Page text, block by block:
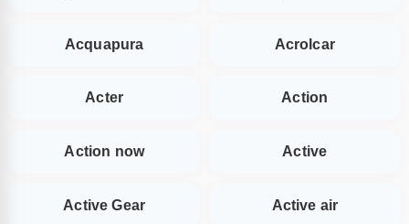
Acquapura Acrolcar
Acter Action
Action now Active
Active Gear Active air